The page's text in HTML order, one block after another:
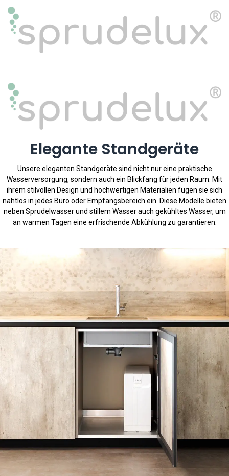
Elegante Standgeräte
Unsere eleganten Standgeräte sind nicht nur eine praktische
Wasserversorgung, sondern auch ein Blickfang für jeden Raum. Mit
ihrem stilvollen Design und hochwertigen Materialien fügen sie sich
nahtlos in jedes Büro oder Empfangsbereich ein. Diese Modelle bieten
neben Sprudelwasser und stillem Wasser auch gekühltes Wasser, um
an warmen Tagen eine erfrischende Abkühlung zu garantieren.